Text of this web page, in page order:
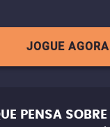
JOGUE AGORA
PENSA